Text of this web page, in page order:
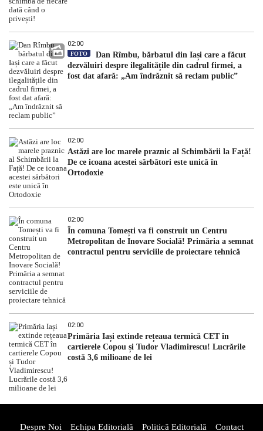
02:00
FOTO
Dan Rîmbu, bărbatul din Iași care a făcut
dezvăluiri despre ilegalitățile din cadrul firmei, a
fost dat afară: „Am îndrăznit să reclam public”
02:00
Astăzi are loc marele praznic al Schimbării la Față!
De ce icoana acestei sărbători este unică în
Ortodoxie
02:00
În comuna Tomești va fi construit un Centru
Metropolitan de Inovare Socială! Primăria a semnat
contractul pentru serviciile de proiectare tehnică
02:00
Primăria Iași extinde rețeaua termică CET în
cartierele Copou și Tudor Vladimirescu! Lucrările
costă 3,6 milioane de lei
Despre Noi Echipa Editorială Politică Editorială Contact